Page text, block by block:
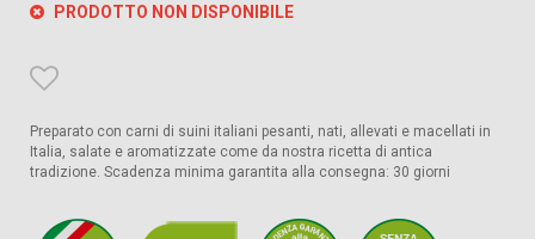
PRODOTTO NON DISPONIBILE
Preparato con carni di suini italiani pesanti, nati, allevati e macellati in
Italia, salate e aromatizzate come da nostra ricetta di antica
tradizione. Scadenza minima garantita alla consegna: 30 giorni